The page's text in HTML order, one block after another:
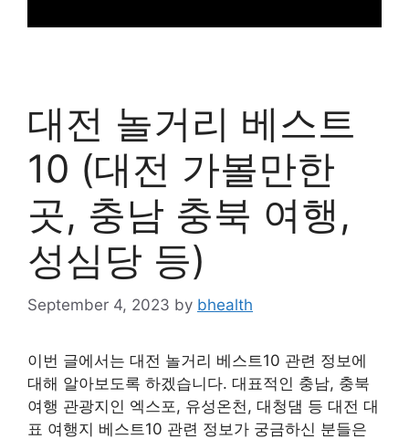
대전 놀거리 베스트
10 (대전 가볼만한
곳, 충남 충북 여행,
성심당 등)
September 4, 2023 by bhealth
이번 글에서는 대전 놀거리 베스트10 관련 정보에
대해 알아보도록 하겠습니다. 대표적인 충남, 충북
여행 관광지인 엑스포, 유성온천, 대청댐 등 대전 대
표 여행지 베스트10 관련 정보가 궁금하신 분들은